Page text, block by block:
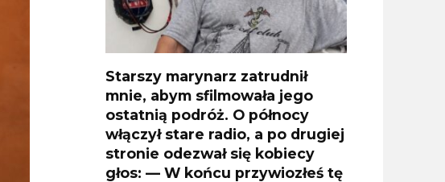
Starszy marynarz zatrudnił
mnie, abym sfilmowała jego
ostatnią podróż. O północy
włączył stare radio, a po drugiej
stronie odezwał się kobiecy
głos: — W końcu przywiozłeś tę